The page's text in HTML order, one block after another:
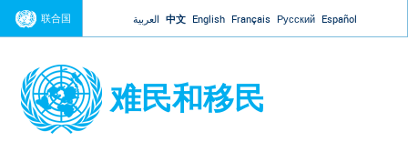
Jump to navigation
联合国 العربية 中文 English Français Русский Español
难民和移民